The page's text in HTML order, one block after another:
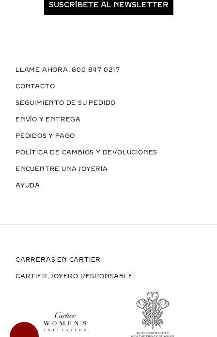
SUSCRÍBETE AL NEWSLETTER
LLAME AHORA: 800 847 0217
CONTACTO
SEGUIMIENTO DE SU PEDIDO
ENVÍO Y ENTREGA
PEDIDOS Y PAGO
POLÍTICA DE CAMBIOS Y DEVOLUCIONES
ENCUENTRE UNA JOYERÍA
AYUDA
CARRERAS EN CARTIER
CARTIER, JOYERO RESPONSABLE